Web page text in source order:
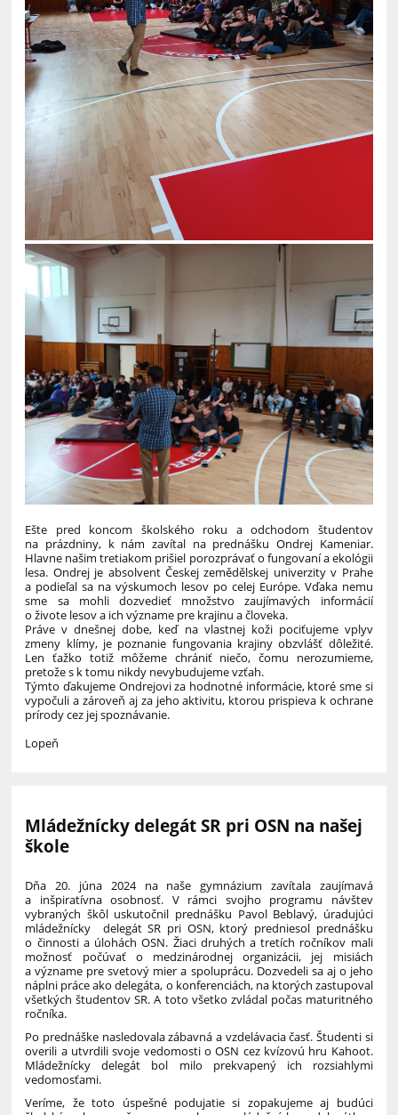
Ešte pred koncom školského roku a odchodom študentov
na prázdniny, k nám zavítal na prednášku Ondrej Kameniar.
Hlavne našim tretiakom prišiel porozprávať o fungovaní a ekológii
lesa. Ondrej je absolvent Českej zemědělskej univerzity v Prahe
a podieľal sa na výskumoch lesov po celej Európe. Vďaka nemu
sme sa mohli dozvedieť množstvo zaujímavých informácií
o živote lesov a ich význame pre krajinu a človeka.
Práve v dnešnej dobe, keď na vlastnej koži pociťujeme vplyv
zmeny klímy, je poznanie fungovania krajiny obzvlášť dôležité.
Len ťažko totiž môžeme chrániť niečo, čomu nerozumieme,
pretože s k tomu nikdy nevybudujeme vzťah.
Týmto ďakujeme Ondrejovi za hodnotné informácie, ktoré sme si
vypočuli a zároveň aj za jeho aktivitu, ktorou prispieva k ochrane
prírody cez jej spoznávanie.
Lopeň
Mládežnícky delegát SR pri OSN na našej
škole
Dňa 20. júna 2024 na naše gymnázium zavítala zaujímavá
a inšpiratívna osobnosť. V rámci svojho programu návštev
vybraných škôl uskutočnil prednášku Pavol Beblavý, úradujúci
mládežnícky delegát SR pri OSN, ktorý predniesol prednášku
o činnosti a úlohách OSN. Žiaci druhých a tretích ročníkov mali
možnosť počúvať o medzinárodnej organizácii, jej misiách
a význame pre svetový mier a spoluprácu. Dozvedeli sa aj o jeho
náplni práce ako delegáta, o konferenciách, na ktorých zastupoval
všetkých študentov SR. A toto všetko zvládal počas maturitného
ročníka.
Po prednáške nasledovala zábavná a vzdelávacia časť. Študenti si
overili a utvrdili svoje vedomosti o OSN cez kvízovú hru Kahoot.
Mládežnícky delegát bol milo prekvapený ich rozsiahlymi
vedomosťami.
Veríme, že toto úspešné podujatie si zopakujeme aj budúci